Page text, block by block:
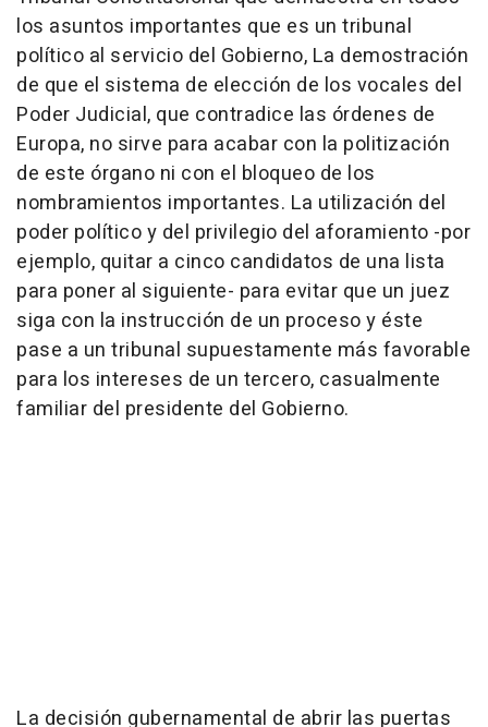
los asuntos importantes que es un tribunal
político al servicio del Gobierno, La demostración
de que el sistema de elección de los vocales del
Poder Judicial, que contradice las órdenes de
Europa, no sirve para acabar con la politización
de este órgano ni con el bloqueo de los
nombramientos importantes. La utilización del
poder político y del privilegio del aforamiento -por
ejemplo, quitar a cinco candidatos de una lista
para poner al siguiente- para evitar que un juez
siga con la instrucción de un proceso y éste
pase a un tribunal supuestamente más favorable
para los intereses de un tercero, casualmente
familiar del presidente del Gobierno.
La decisión gubernamental de abrir las puertas